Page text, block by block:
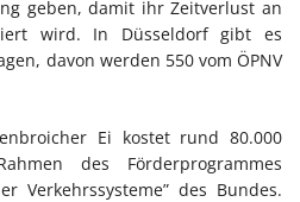
geben, damit ihr Zeitverlust an
wird. In Düsseldorf gibt es
davon werden 550 vom ÖPNV
Ei kostet rund 80.000
des Förderprogrammes
Verkehrssysteme” des Bundes.